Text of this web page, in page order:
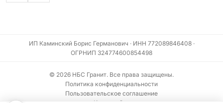
ИП Каминский Борис Германович · ИНН 772089846408 ·
ОГРНИП 324774600854498
© 2026 НБС Гранит. Все права защищены.
Политика конфиденциальности
Пользовательское соглашение